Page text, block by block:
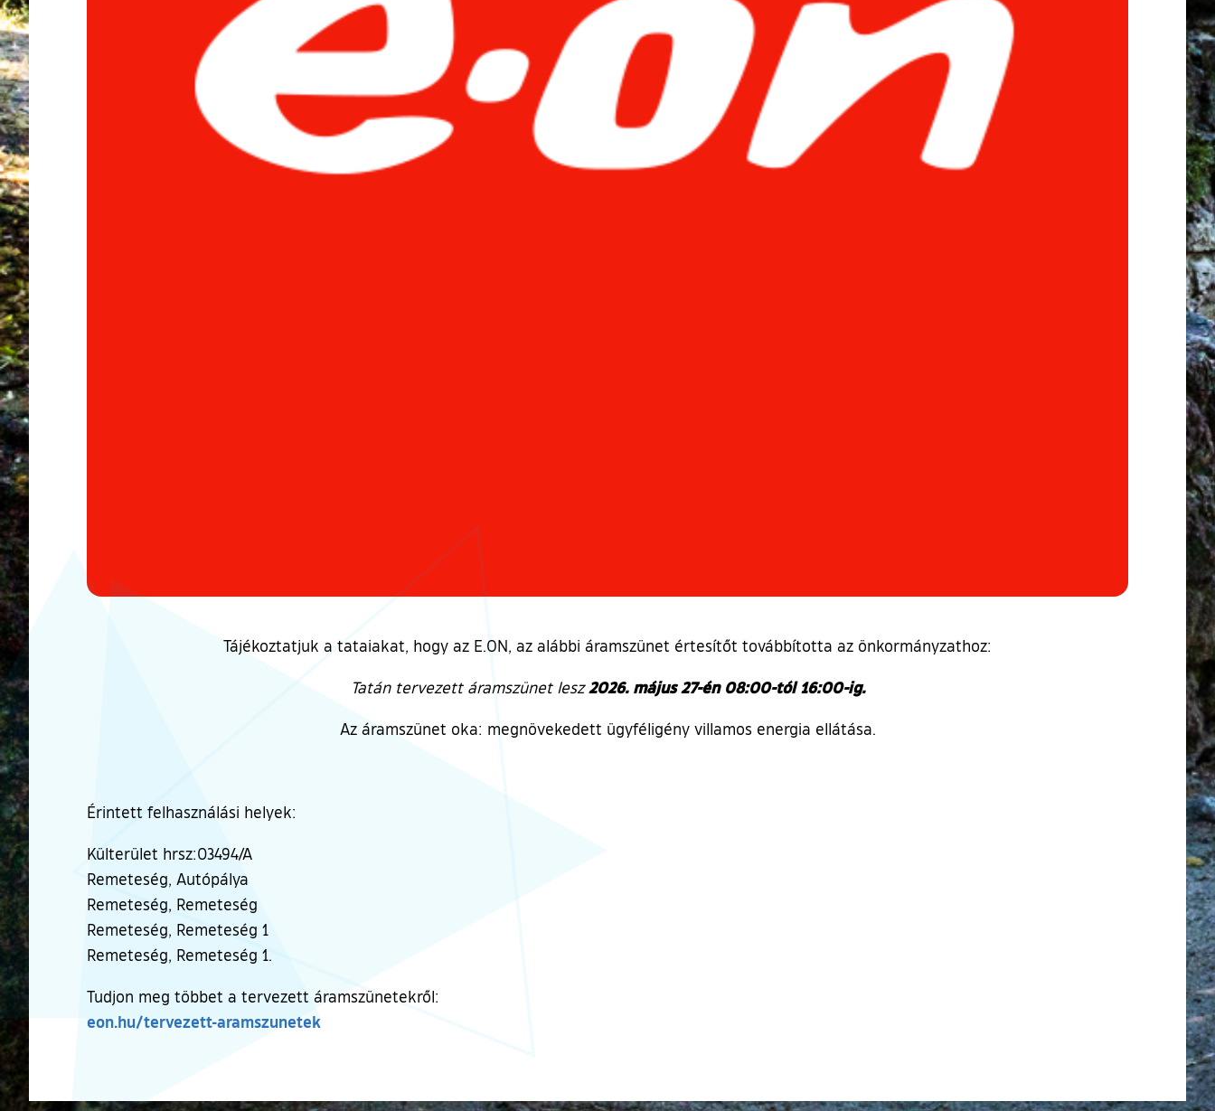
Tájékoztatjuk a tataiakat, hogy az E.ON, az alábbi áramszünet értesítőt továbbította az önkormányzathoz:
Tatán tervezett áramszünet lesz2026. május 27-én 08:00-tól 16:00-ig.
Az áramszünet oka: megnövekedett ügyféligény villamos energia ellátása.
Érintett felhasználási helyek:
Külterület hrsz:03494/A
Remeteség, Autópálya
Remeteség, Remeteség
Remeteség, Remeteség 1
Remeteség, Remeteség 1.
Tudjon meg többet a tervezett áramszünetekről:
eon.hu/tervezett-aramszunetek(külső hivatkozás)